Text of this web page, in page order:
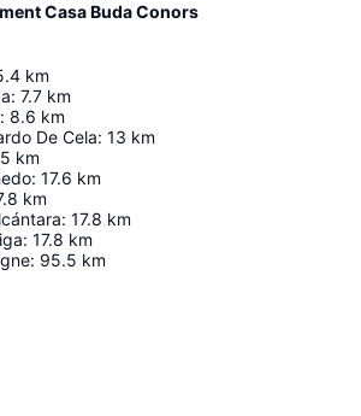
Casa Buda Conors
km
: 7.7 km
: 8.6 km
De Cela: 13 km
km
: 17.6 km
km
: 17.8 km
: 17.8 km
: 95.5 km